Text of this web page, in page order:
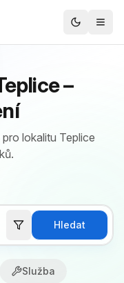
–
lokalitu Teplice
Hledat
Služba